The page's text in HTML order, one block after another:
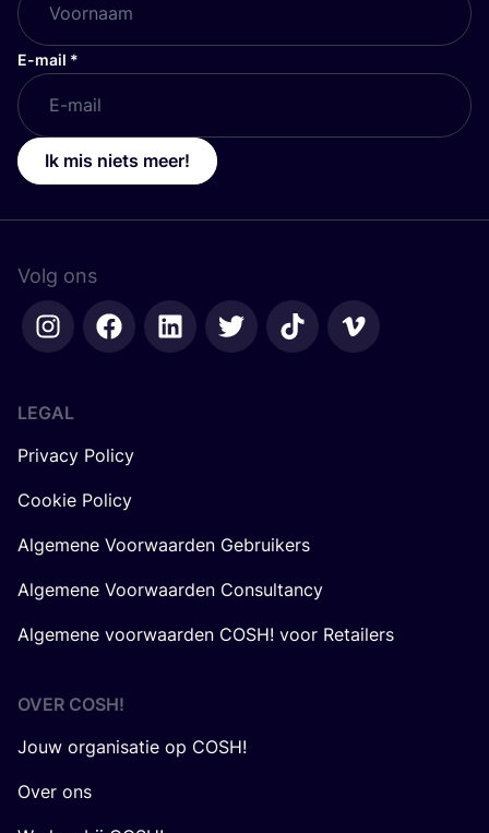
E-mail *
Ik mis niets meer!
Volg ons
LEGAL
Privacy Policy
Cookie Policy
Algemene Voorwaarden Gebruikers
Algemene Voorwaarden Consultancy
Algemene voorwaarden COSH! voor Retailers
OVER COSH!
Jouw organisatie op COSH!
Over ons